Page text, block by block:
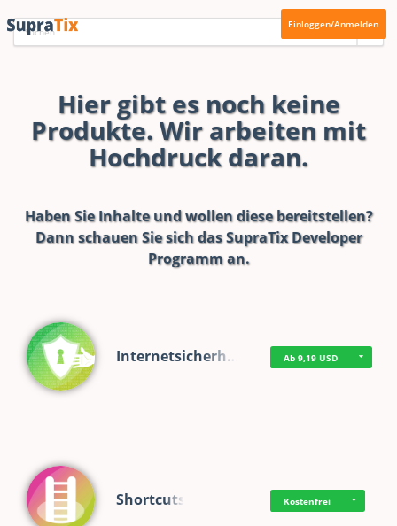
Einloggen/Anmelden
Hier gibt es noch keine
Produkte. Wir arbeiten mit
Hochdruck daran.
Haben Sie Inhalte und wollen diese bereitstellen?
Dann schauen Sie sich dasSupraTix Developer
Programman.
Internetsicherh… Ab 9,19 USD
Shortcuts Kostenfrei